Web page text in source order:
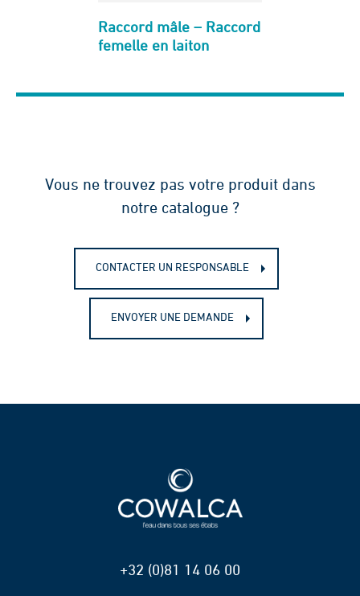
Raccord mâle – Raccord
femelle en laiton
Vous ne trouvez pas votre produit dans
notre catalogue ?
CONTACTER UN RESPONSABLE
ENVOYER UNE DEMANDE
+32 (0)81 14 06 00